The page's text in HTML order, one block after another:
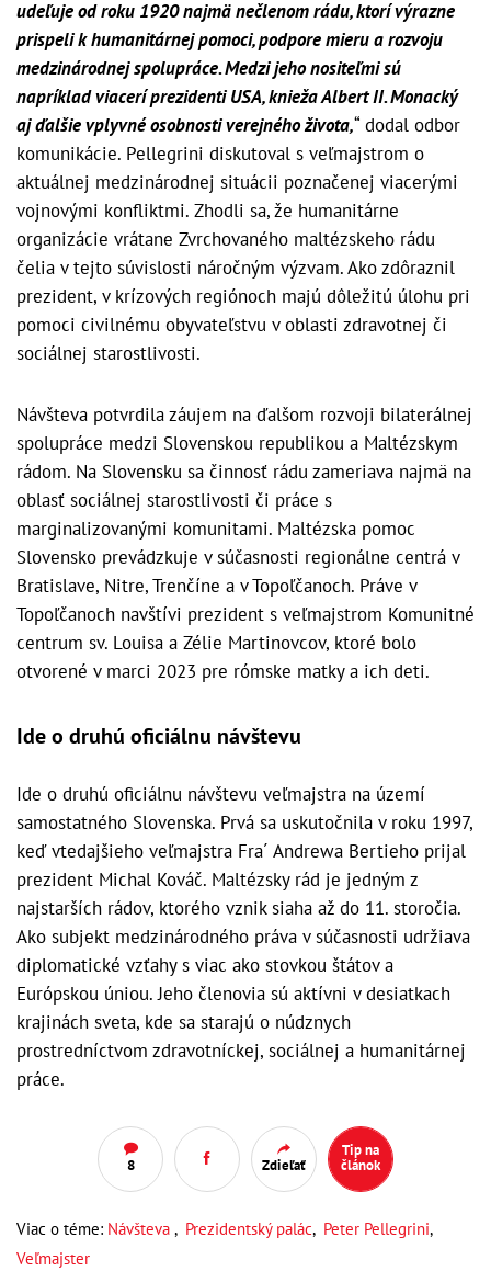
udeľuje od roku 1920 najmä nečlenom rádu, ktorí výrazne
prispeli k humanitárnej pomoci, podpore mieru a rozvoju
medzinárodnej spolupráce. Medzi jeho nositeľmi sú
napríklad viacerí prezidenti USA, knieža Albert II. Monacký
aj ďalšie vplyvné osobnosti verejného života,“ dodal odbor
komunikácie. Pellegrini diskutoval s veľmajstrom o
aktuálnej medzinárodnej situácii poznačenej viacerými
vojnovými konfliktmi. Zhodli sa, že humanitárne
organizácie vrátane Zvrchovaného maltézskeho rádu
čelia v tejto súvislosti náročným výzvam. Ako zdôraznil
prezident, v krízových regiónoch majú dôležitú úlohu pri
pomoci civilnému obyvateľstvu v oblasti zdravotnej či
sociálnej starostlivosti.
Návšteva potvrdila záujem na ďalšom rozvoji bilaterálnej
spolupráce medzi Slovenskou republikou a Maltézskym
rádom. Na Slovensku sa činnosť rádu zameriava najmä na
oblasť sociálnej starostlivosti či práce s
marginalizovanými komunitami. Maltézska pomoc
Slovensko prevádzkuje v súčasnosti regionálne centrá v
Bratislave, Nitre, Trenčíne a v Topoľčanoch. Práve v
Topoľčanoch navštívi prezident s veľmajstrom Komunitné
centrum sv. Louisa a Zélie Martinovcov, ktoré bolo
otvorené v marci 2023 pre rómske matky a ich deti.
Ide o druhú oficiálnu návštevu
Ide o druhú oficiálnu návštevu veľmajstra na území
samostatného Slovenska. Prvá sa uskutočnila v roku 1997,
keď vtedajšieho veľmajstra Fra´ Andrewa Bertieho prijal
prezident Michal Kováč. Maltézsky rád je jedným z
najstarších rádov, ktorého vznik siaha až do 11. storočia.
Ako subjekt medzinárodného práva v súčasnosti udržiava
diplomatické vzťahy s viac ako stovkou štátov a
Európskou úniou. Jeho členovia sú aktívni v desiatkach
krajinách sveta, kde sa starajú o núdznych
prostredníctvom zdravotníckej, sociálnej a humanitárnej
práce.
8 Zdieľať
Tip na
článok
Viac o téme: Návšteva , Prezidentský palác, Peter Pellegrini,
Veľmajster